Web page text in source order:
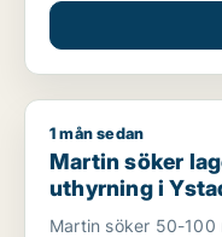
Martin söker lager
1 mån sedan
Martin söker
uthyrning i
Martin söker 50-100